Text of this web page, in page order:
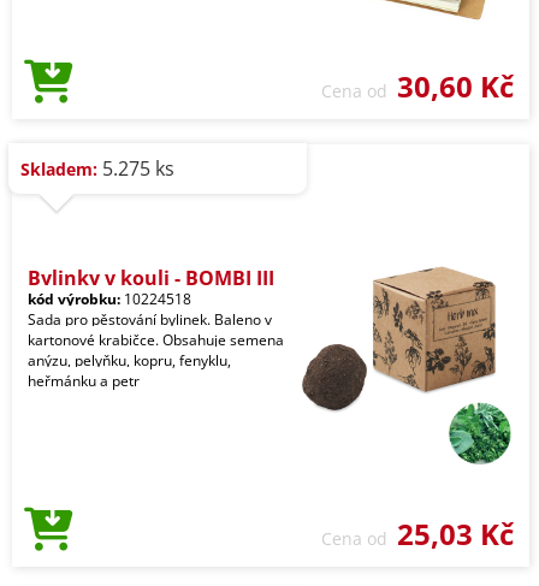
Cena od 30,60 Kč
Skladem: 5.275 ks
Bylinky v kouli - BOMBI III
kód výrobku: 10224518
Sada pro pěstování bylinek. Baleno v
kartonové krabičce. Obsahuje semena
anýzu, pelyňku, kopru, fenyklu,
heřmánku a petr
Cena od 25,03 Kč